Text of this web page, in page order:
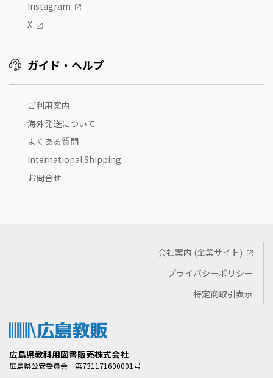
Instagram
X
ガイド・ヘルプ
ご利用案内
海外発送について
よくある質問
International Shipping
お問合せ
広島県教科用図書販売株式会社
広島県公安委員会 第731171600001号
会社案内 (企業サイト)
プライバシーポリシー
特定商取引表示